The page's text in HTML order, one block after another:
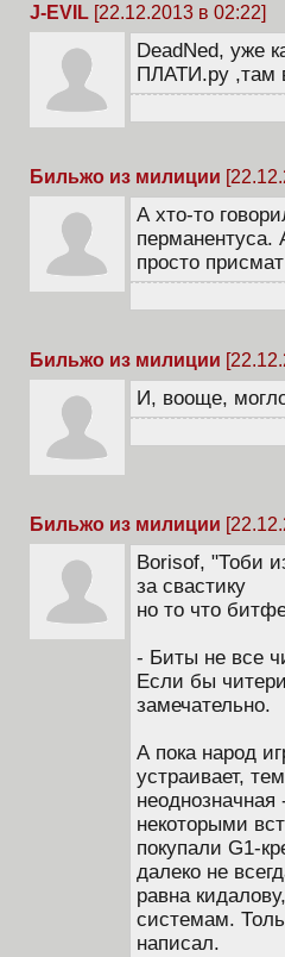
J-EVIL [22.12.2013 в 02:22]
DeadNed, уже
ПЛАТИ.ру ,там
Бильжо из милиции
А хто-то
просто
Бильжо из милиции
И, вооще,
Бильжо из милиции
Borisof, "Тоби
за свастику
но то что
- Биты не все
Если бы
замечательно.
А пока народ
устраивает,
неоднозначная
некоторыми
покупали G1-
далеко не
равна
системам.
написал.